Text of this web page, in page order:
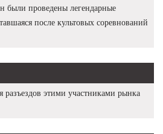
были проведены легендарные
после культовых соревнований
этими участниками рынка